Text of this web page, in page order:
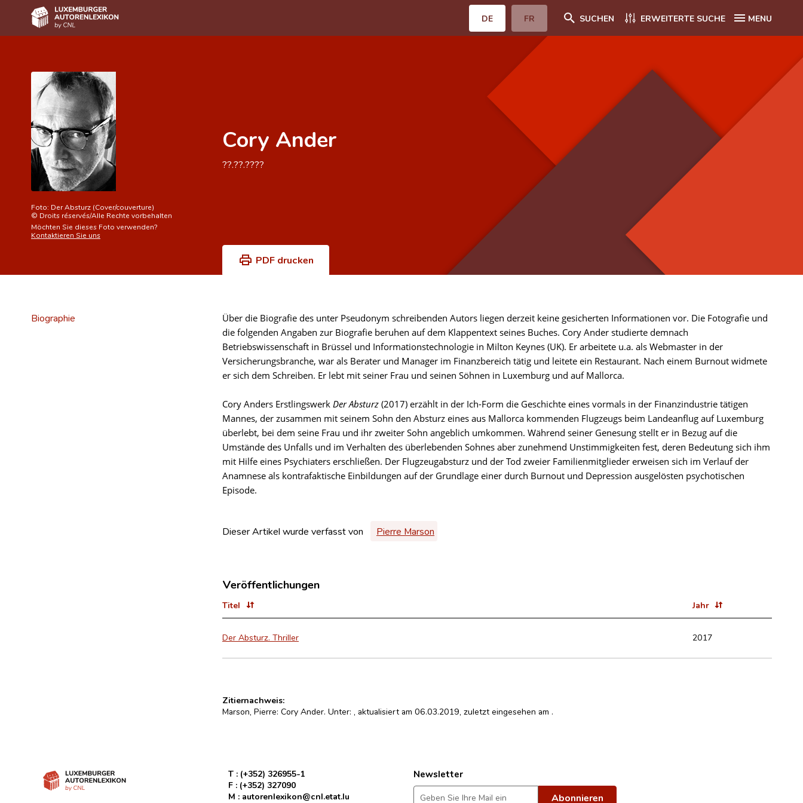
DE FR SUCHEN ERWEITERTE SUCHE MENU
Autor(inn)en A-Z
Erweiterte Suche
Häufige Fragen und Antworten
CNL
Forschungsgruppe
Kontakt
Foto: Der Absturz (Cover/couverture)
© Droits réservés/Alle Rechte vorbehalten
Möchten Sie dieses Foto verwenden?
Kontaktieren Sie uns
Cory Ander
??.??.????
PDF drucken
Biographie
Über die Biografie des unter Pseudonym schreibenden Autors liegen derzeit keine gesicherten Informationen vor. Die Fotografie und
die folgenden Angaben zur Biografie beruhen auf dem Klappentext seines Buches. Cory Ander studierte demnach
Betriebswissenschaft in Brüssel und Informationstechnologie in Milton Keynes (UK). Er arbeitete u.a. als Webmaster in der
Versicherungsbranche, war als Berater und Manager im Finanzbereich tätig und leitete ein Restaurant. Nach einem Burnout widmete
er sich dem Schreiben. Er lebt mit seiner Frau und seinen Söhnen in Luxemburg und auf Mallorca.
Cory Anders Erstlingswerk Der Absturz (2017) erzählt in der Ich-Form die Geschichte eines vormals in der Finanzindustrie tätigen
Mannes, der zusammen mit seinem Sohn den Absturz eines aus Mallorca kommenden Flugzeugs beim Landeanflug auf Luxemburg
überlebt, bei dem seine Frau und ihr zweiter Sohn angeblich umkommen. Während seiner Genesung stellt er in Bezug auf die
Umstände des Unfalls und im Verhalten des überlebenden Sohnes aber zunehmend Unstimmigkeiten fest, deren Bedeutung sich ihm
mit Hilfe eines Psychiaters erschließen. Der Flugzeugabsturz und der Tod zweier Familienmitglieder erweisen sich im Verlauf der
Anamnese als kontrafaktische Einbildungen auf der Grundlage einer durch Burnout und Depression ausgelösten psychotischen
Episode.
Dieser Artikel wurde verfasst von Pierre Marson
Veröffentlichungen
Titel Jahr
Der Absturz. Thriller 2017
Zitiernachweis:
Marson, Pierre: Cory Ander. Unter: , aktualisiert am 06.03.2019, zuletzt eingesehen am .
T : (+352) 326955-1
F : (+352) 327090
M : autorenlexikon@cnl.etat.lu
Newsletter